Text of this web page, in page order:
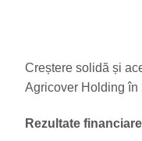
Creștere solidă și
Agricover Holding în
Rezultate